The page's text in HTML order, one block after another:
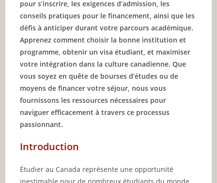
pour s’inscrire, les exigences d’admission, les
conseils pratiques pour le financement, ainsi que les
défis à anticiper durant votre parcours académique.
Apprenez comment choisir la bonne institution et
programme, obtenir un visa étudiant, et maximiser
votre intégration dans la culture canadienne. Que
vous soyez en quête de bourses d’études ou de
moyens de financer votre séjour, nous vous
fournissons les ressources nécessaires pour
naviguer efficacement à travers ce processus
passionnant.
Introduction
Étudier au Canada représente une opportunité